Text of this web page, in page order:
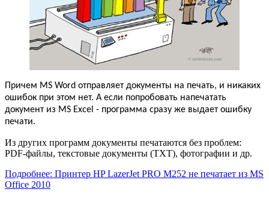
Причем MS Word отправляет документы на печать, и никаких
ошибок при этом нет. А если попробовать напечатать
документ из MS Excel - программа сразу же выдает ошибку
печати.
Из других программ документы печатаются без проблем:
PDF-файлы, текстовые документы (TXT), фотографии и др.
Подробнее: Принтер HP LazerJet PRO M252 не печатает из MS
Office 2010